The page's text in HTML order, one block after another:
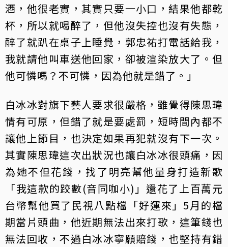
酒，他很老實，其實只要一小口，結果他都乾
杯，所以就喝醉了，但他沒失控也沒有失態，
醉了就趴在桌子上睡覺，郭忠祐打電話給我，
我就請他叫車送他回家，卻被渲染放大了。但
他可憐嗎？不可憐，因為他就是錯了。」
白冰冰對旗下藝人要求很嚴格，雖覺得陳思瑋
情有可原，但錯了就是要處罰，短時間內都不
讓他上節目，也決定如果再犯就沒有下一次。
其實陳思瑋這次出狀況也讓白冰冰很頭痛，因
為她不但花錢，找了明亮幫他量身打造新歌
「我這款的跤數(音同咖小)」還花了上百萬元
台幣幫他買了民視八點檔「好運來」5月的檔
期當片頭曲，他近期無法出來打歌，這筆錢也
無法回收，不過白冰冰寧願賠錢，也堅持有錯